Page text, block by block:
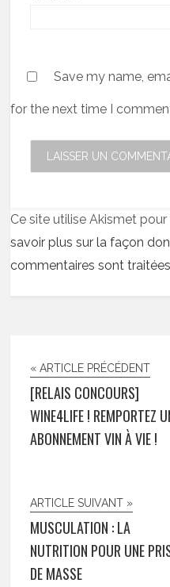
Save my name,
for the next time I
Ce site utilise Akismet
savoir plus sur la façon
commentaires sont
« ARTICLE PRÉCÉDENT
[RELAIS CONCOURS]
WINE4LIFE ! REMPORTEZ
ABONNEMENT VIN À VIE !
ARTICLE SUIVANT »
MUSCULATION : LA
NUTRITION POUR UNE
DE MASSE